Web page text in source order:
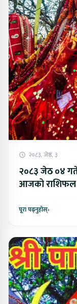
२०८३, जेष्ठ, ३
२०८३ जेठ ०४
आजको राशिफल
पूरा पढ्नुहोस्›